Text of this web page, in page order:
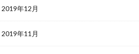
2019年12月
2019年11月